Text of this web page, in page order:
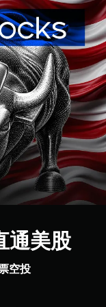
通美股
空投